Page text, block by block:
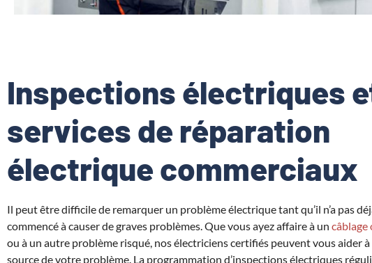
Inspections électriques
services de réparation
électrique commerciaux
Il peut être difficile de remarquer un problème électrique tant qu’il n’a pas
commencé à causer de graves problèmes. Que vous ayez affaire à un câblage
ou à un autre problème risqué, nos électriciens certifiés peuvent vous aider
source de votre problème. La programmation d’inspections électriques